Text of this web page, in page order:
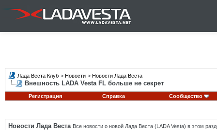
Лада Веста Клуб > Новости > Новости Лада Веста
Внешность LADA Vesta FL больше не секрет
Регистрация Справка Сообщество
Новости Лада Веста Все новости о новой Лада Веста (LADA Vesta) в этом